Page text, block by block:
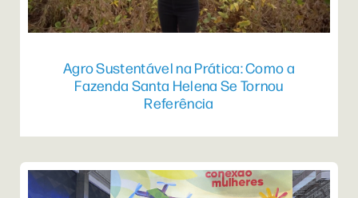
Agro Sustentável na Prática: Como a
Fazenda Santa Helena Se Tornou
Referência